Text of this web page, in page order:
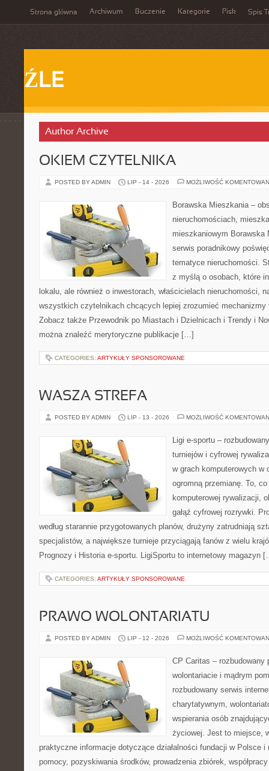
Strona główna Archiwum Buczenie Kategorie Pisk Spis
ŹLE
Author Archive
OKIEM CZYTELNIKA
POSTED BY ADMIN LIP - 14 - 2026 MOŻLIWOŚĆ
Borawska Mieszkania –
nieruchomościach,
mieszkaniowym Borawska
serwis poradnikowy
tematyce nieruchomości.
z myślą o osobach, które
lokalu, ale również o inwestorach, właścicielach nieruchomości,
wszystkich czytelnikach chcących lepiej zrozumieć mechanizmy
Zobacz także Przewodnik po Miastach i Dzielnicach i Trendy i
można znaleźć merytoryczne publikacje […]
CATEGORIES: ARTYKUŁY SPONSOROWANE
WASZA STREFA
POSTED BY ADMIN LIP - 13 - 2026 MOŻLIWOŚĆ
Ligi e-sportu –
turniejów i cyfrowej
w grach komputerowych w
ogromną przemianę. To,
komputerowej rywalizacji,
gałąź cyfrowej rozrywki.
według starannie przygotowanych planów, drużyny zatrudniają
specjalistów, a największe turnieje przyciągają fanów z wielu
Prognozy i Historia e-sportu. LigiSportu to internetowy magazyn
CATEGORIES: ARTYKUŁY SPONSOROWANE
PRAWO WOLONTARIATU
POSTED BY ADMIN LIP - 12 - 2026 MOŻLIWOŚĆ
CP Caritas – rozbudowany
wolontariacie i mądrym
rozbudowany serwis
charytatywnym,
wspierania osób
życiowej. Jest to miejsce,
praktyczne informacje dotyczące działalności fundacji w Polsce i
pomocy, pozyskiwania środków, prowadzenia zbiórek,